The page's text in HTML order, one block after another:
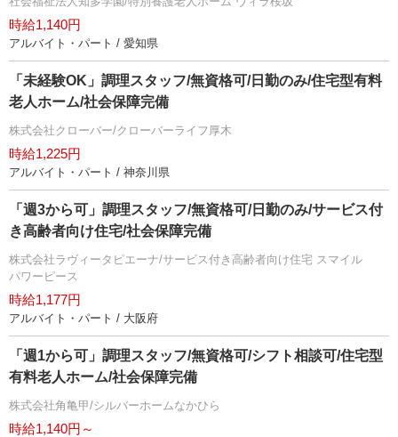
時給1,140円
アルバイト・パート / 愛知県
「未経験OK」調理スタッフ/無資格可/日勤のみ/住宅型有料
老人ホーム/社会保障完備
株式会社クローバー/クローバーライフ厚木
時給1,225円
アルバイト・パート / 神奈川県
「週3から可」調理スタッフ/無資格可/日勤のみ/サービス付
き高齢者向け住宅/社会保障完備
株式会社ラヴィータピエーナ/サービス付き高齢者向け住宅 スマイル
パワーピース
時給1,177円
アルバイト・パート / 大阪府
「週1から可」調理スタッフ/無資格可/シフト相談可/住宅型
有料老人ホーム/社会保障完備
株式会社角亀甲/シルバーホームなかひら
時給1,140円～